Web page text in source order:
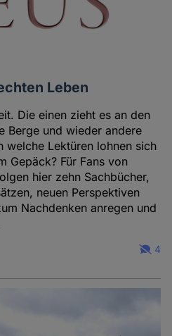
Leben
Die einen zieht es an den
Berge und wieder andere
welche Lektüren lohnen sich
Gepäck? Für Fans von
hier zehn Sachbücher,
neuen Perspektiven
Nachdenken anregen und
4